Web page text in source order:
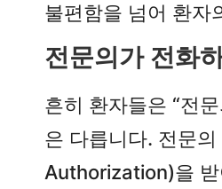
불편함을 넘어 환자
전문의가 전화
흔히 환자들은 “전
은 다릅니다. 전문
Authorization)을 받